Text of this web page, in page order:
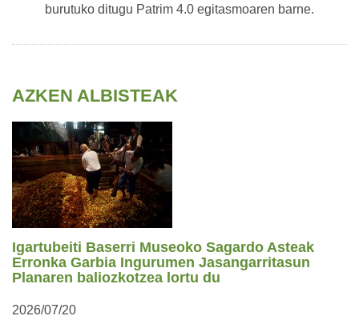
burutuko ditugu Patrim 4.0 egitasmoaren barne.
AZKEN ALBISTEAK
Igartubeiti Baserri Museoko Sagardo Asteak
Erronka Garbia Ingurumen Jasangarritasun
Planaren baliozkotzea lortu du
2026/07/20